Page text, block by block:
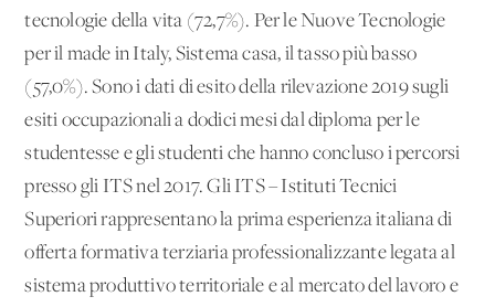
tecnologie della vita (72,7%). Per le Nuove Tecnologie
per il made in Italy, Sistema casa, il tasso più basso
(57,0%). Sono i dati di esito della rilevazione 2019 sugli
esiti occupazionali a dodici mesi dal diploma per le
studentesse e gli studenti che hanno concluso i percorsi
presso gli ITS nel 2017. Gli ITS – Istituti Tecnici
Superiori rappresentano la prima esperienza italiana di
offerta formativa terziaria professionalizzante legata al
sistema produttivo territoriale e al mercato del lavoro e